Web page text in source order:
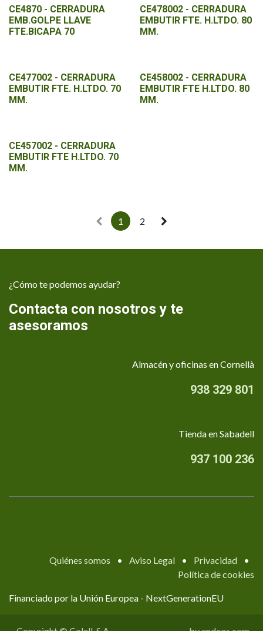
CE4870 - CERRADURA
EMB.GOLPE LLAVE
FTE.BICAPA 70
CE478002 - CERRADURA
EMBUTIR FTE. H.LTDO. 80
MM.
CE477002 - CERRADURA
EMBUTIR FTE. H.LTDO. 70
MM.
CE458002 - CERRADURA
EMBUTIR FTE H.LTDO. 80
MM.
CE457002 - CERRADURA
EMBUTIR FTE H.LTDO. 70
MM.
1 2
¿Cómo te podemos ayudar?
Contacta con nosotros y te
asesoramos
Almacén y oficinas en Cornellà
938 329 801
Tienda en Sabadell
937 100 236
Quiénes somos • Aviso Legal • Privacidad
•
Política de cookies
Financiado por la Unión Europea - NextGenerationEU